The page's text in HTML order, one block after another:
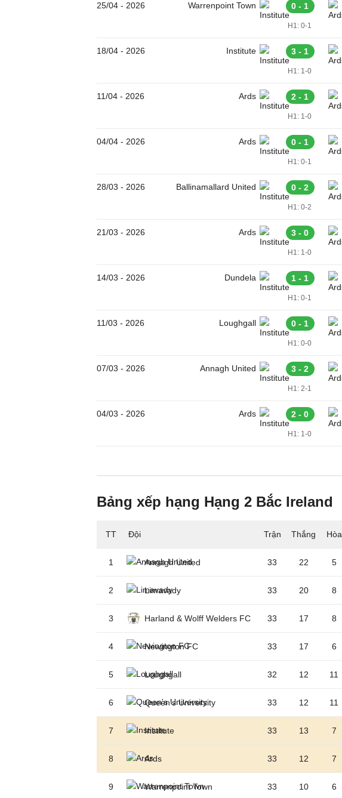
25/04 - 2026 Warrenpoint Town 0 - 1
H1: 0-1
18/04 - 2026 Institute 3 - 1
H1: 1-0
11/04 - 2026 Ards 2 - 1
H1: 1-0
04/04 - 2026 Ards 0 - 1
H1: 0-1
28/03 - 2026 Ballinamallard United 0 - 2
H1: 0-2
21/03 - 2026 Ards 3 - 0
H1: 1-0
14/03 - 2026 Dundela 1 - 1
H1: 0-1
11/03 - 2026 Loughgall 0 - 1
H1: 0-0
07/03 - 2026 Annagh United 3 - 2
H1: 2-1
04/03 - 2026 Ards 2 - 0
H1: 1-0
Bảng xếp hạng Hạng 2 Bắc Ireland
TT Đội Trận Thắng Hòa
1 Annagh United 33 22 5
2 Limavady 33 20 8
3 Harland & Wolff Welders FC 33 17 8
4 Newington FC 33 17 6
5 Loughgall 32 12 11
6 Queen's University 33 12 11
7 Institute 33 13 7
8 Ards 33 12 7
9 Warrenpoint Town 33 10 6